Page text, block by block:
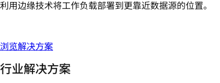
利用边缘技术将工作负载部署到更靠近数据源的位置。
浏览解决方案
行业解决方案